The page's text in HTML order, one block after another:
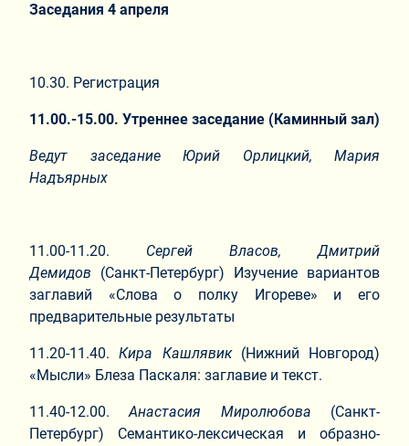
Заседания 4 апреля
10.30. Регистрация
11.00.-15.00. Утреннее заседание (Каминный зал)
Ведут заседание Юрий Орлицкий, Мария
Надъярных
11.00-11.20. Сергей Власов, Дмитрий
Демидов (Санкт-Петербург) Изучение вариантов
заглавий «Слова о полку Игореве» и его
предварительные результаты
11.20-11.40.Кира Кашлявик (Нижний Новгород)
«Мысли» Блеза Паскаля: заглавие и текст.
11.40-12.00.Анастасия Миролюбова (Санкт-
Петербург) Семантико-лексическая и образно-